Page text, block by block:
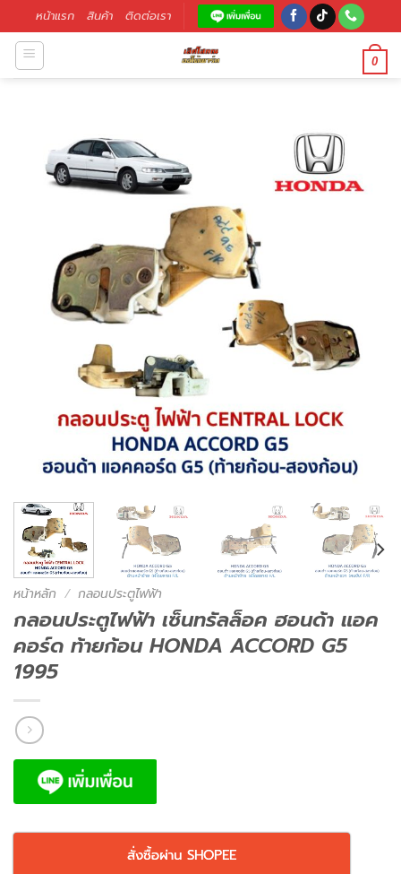
หน้าแรก สินค้า ติดต่อเรา
0
หน้าหลัก / กลอนประตูไฟฟ้า
กลอนประตูไฟฟ้า เซ็นทรัลล็อค ฮอนด้า แอค
คอร์ด ท้ายก้อน HONDA ACCORD G5
1995
สั่งซื้อผ่าน SHOPEE